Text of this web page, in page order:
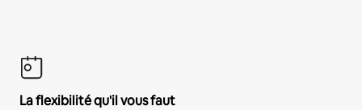
La flexibilité qu'il vous faut